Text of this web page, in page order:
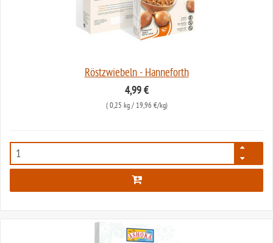
Röstzwiebeln - Hanneforth
4,99 €
( 0,25 kg/ 19,96 €/kg)
478